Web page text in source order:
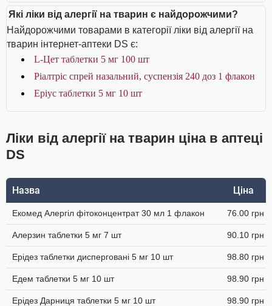
Які ліки від алергії на тварин є найдорожчими?
Найдорожчими товарами в категорії ліки від алергії на
тварин інтернет-аптеки DS є:
L-Цет таблетки 5 мг 100 шт
Ріалтріс спрей назальний, суспензія 240 доз 1 флакон
Еріус таблетки 5 мг 10 шт
Ліки від алергії на тварин ціна в аптеці
DS
Назва Ціна
Екомед Алергіл фітоконцентрат 30 мл 1 флакон 76.00 грн
Алерзин таблетки 5 мг 7 шт 90.10 грн
Ерідез таблетки дисперговані 5 мг 10 шт 98.80 грн
Едем таблетки 5 мг 10 шт 98.90 грн
Ерідез Дарниця таблетки 5 мг 10 шт 98.90 грн